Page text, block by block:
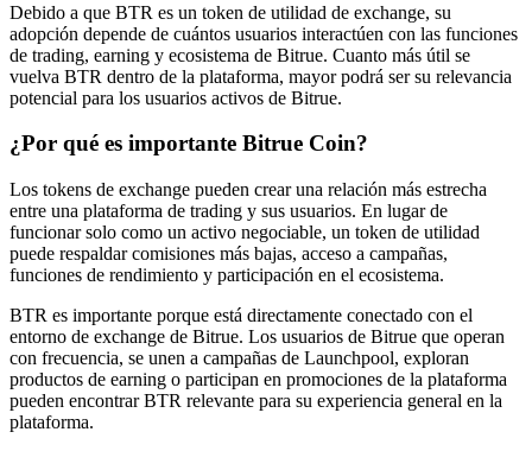
Estrategias comerciales
Earn
Debido a que BTR es un token de utilidad de exchange, su
adopción depende de cuántos usuarios interactúen con las funciones
de trading, earning y ecosistema de Bitrue. Cuanto más útil se
vuelva BTR dentro de la plataforma, mayor podrá ser su relevancia
potencial para los usuarios activos de Bitrue.
¿Por qué es importante Bitrue Coin?
Los tokens de exchange pueden crear una relación más estrecha
entre una plataforma de trading y sus usuarios. En lugar de
funcionar solo como un activo negociable, un token de utilidad
puede respaldar comisiones más bajas, acceso a campañas,
funciones de rendimiento y participación en el ecosistema.
BTR es importante porque está directamente conectado con el
entorno de exchange de Bitrue. Los usuarios de Bitrue que operan
con frecuencia, se unen a campañas de Launchpool, exploran
productos de earning o participan en promociones de la plataforma
pueden encontrar BTR relevante para su experiencia general en la
plataforma.